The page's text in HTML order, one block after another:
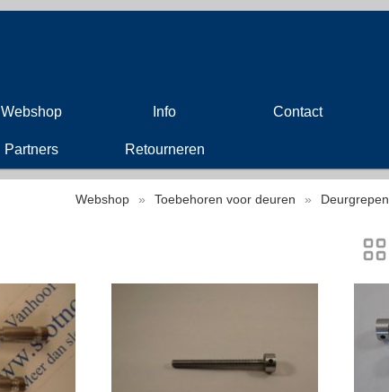
Webshop Info Contact
Partners Retourneren
Webshop » Toebehoren voor deuren » Deurgrepen